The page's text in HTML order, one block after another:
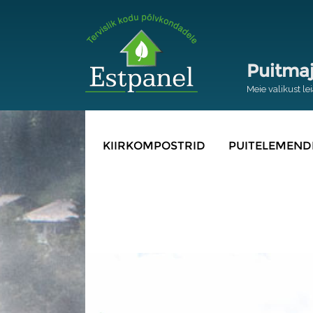
Meie valikust
KIIRKOMPOSTRID